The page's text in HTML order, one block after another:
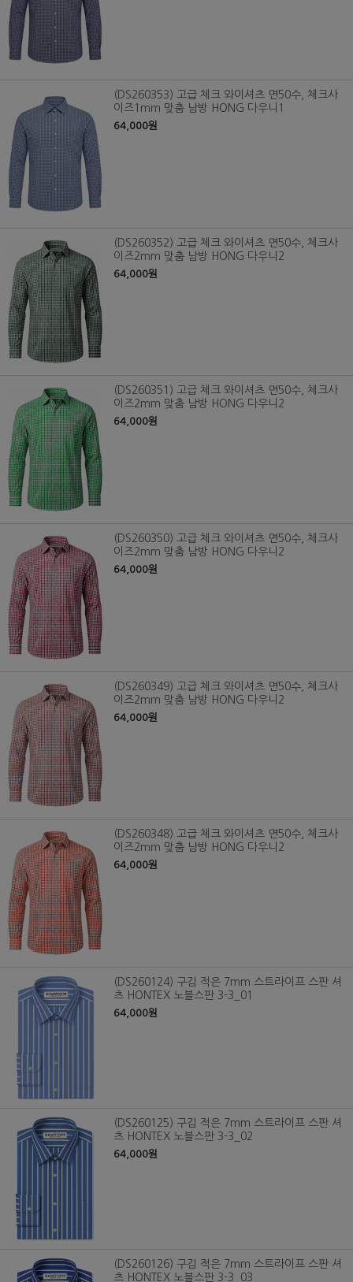
(DS260353) 고급 체크 와이셔츠 면50수, 체크사
이즈1mm 맞춤 남방 HONG 다우니1
64,000원
(DS260352) 고급 체크 와이셔츠 면50수, 체크사
이즈2mm 맞춤 남방 HONG 다우니2
64,000원
(DS260351) 고급 체크 와이셔츠 면50수, 체크사
이즈2mm 맞춤 남방 HONG 다우니2
64,000원
(DS260350) 고급 체크 와이셔츠 면50수, 체크사
이즈2mm 맞춤 남방 HONG 다우니2
64,000원
(DS260349) 고급 체크 와이셔츠 면50수, 체크사
이즈2mm 맞춤 남방 HONG 다우니2
64,000원
(DS260348) 고급 체크 와이셔츠 면50수, 체크사
이즈2mm 맞춤 남방 HONG 다우니2
64,000원
(DS260124) 구김 적은 7mm 스트라이프 스판 셔
츠 HONTEX 노블스판 3-3_01
64,000원
(DS260125) 구김 적은 7mm 스트라이프 스판 셔
츠 HONTEX 노블스판 3-3_02
64,000원
(DS260126) 구김 적은 7mm 스트라이프 스판 셔
츠 HONTEX 노블스판 3-3_03